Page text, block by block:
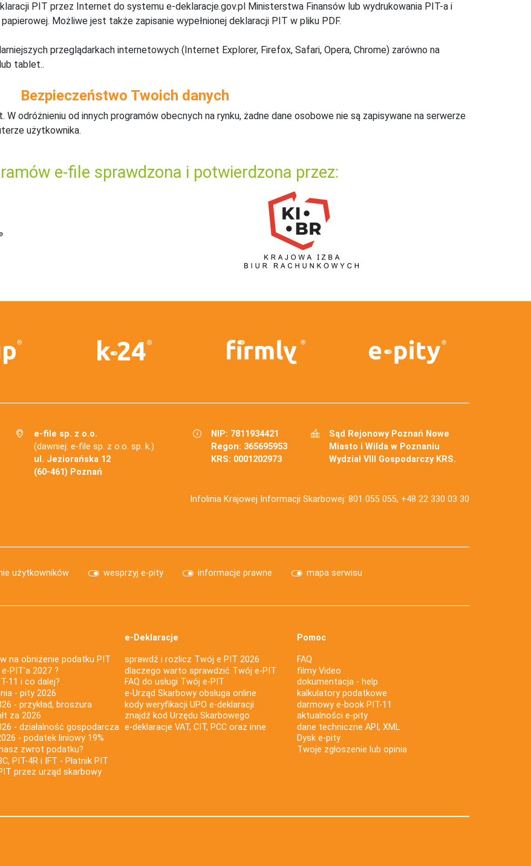
PIT przez Internet do systemu e-deklaracje.gov.pl Ministerstwa Finansów lub wydrukowania PIT-a i
Możliwe jest także zapisanie wypełnionej deklaracji PIT w pliku PDF.
przeglądarkach internetowych (Internet Explorer, Firefox, Safari, Opera, Chrome) zarówno na
tablet..
Bezpieczeństwo Twoich danych
odróżnieniu od innych programów obecnych na rynku, żadne dane osobowe nie są zapisywane na serwerze
użytkownika.
e-file sprawdzona i potwierdzona przez:
e-file sp. z o.o.
(dawniej: e-file sp. z o.o. sp. k.)
ul. Jeziorańska 12
(60-461) Poznań
NIP: 7811934421
Regon: 365695953
KRS: 0001202973
Sąd Rejonowy Poznań Nowe
Miasto i Wilda w Poznaniu
Wydział VIII Gospodarczy KRS.
Infolinia Krajowej Informacji Skarbowej: 801 055 055, +48 22 330 03 30
użytkowników wesprzyj e-pity informacje prawne mapa serwisu
na obniżenie podatku PIT
e-PIT'a 2027 ?
11 i co dalej?
- pity 2026
- przykład, broszura
za 2026
- działalność gospodarcza
- podatek liniowy 19%
zwrot podatku?
PIT-4R i IFT - Płatnik PIT
przez urząd skarbowy
e-Deklaracje
sprawdź i rozlicz Twój e PIT 2026
dlaczego warto sprawdzić Twój e-PIT
FAQ do usługi Twój e-PIT
e-Urząd Skarbowy obsługa online
kody weryfikacji UPO e-deklaracji
znajdź kod Urzędu Skarbowego
e-deklaracje VAT, CIT, PCC oraz inne
Pomoc
FAQ
filmy Video
dokumentacja - help
kalkulatory podatkowe
darmowy e-book PIT-11
aktualności e-pity
dane techniczne API, XML
Dysk e-pity
Twoje zgłoszenie lub opinia